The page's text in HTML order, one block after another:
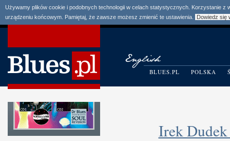
Używamy plików cookie i podobnych technologii w celach statystycznych. Korzystanie
urządzeniu końcowym. Pamiętaj, że zawsze możesz zmienić te ustawienia.
Dowiedz się
BLUES.PL POLSKA
Irek Dudek